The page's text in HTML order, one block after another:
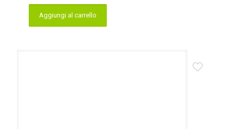
Aggiungi al carrello